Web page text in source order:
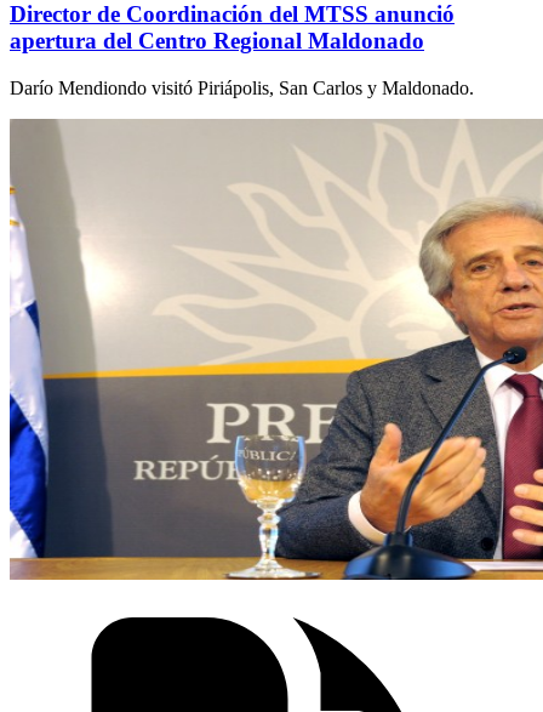
Director de Coordinación del MTSS anunció
apertura del Centro Regional Maldonado
Darío Mendiondo visitó Piriápolis, San Carlos y Maldonado.